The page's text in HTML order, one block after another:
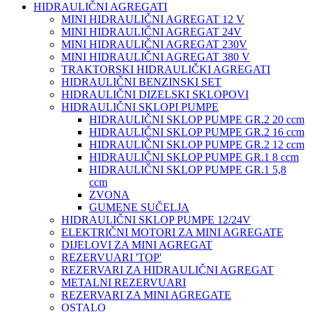
HIDRAULIČNI AGREGATI
MINI HIDRAULIČNI AGREGAT 12 V
MINI HIDRAULIČNI AGREGAT 24V
MINI HIDRAULIČNI AGREGAT 230V
MINI HIDRAULIČNI AGREGAT 380 V
TRAKTORSKI HIDRAULIČKI AGREGATI
HIDRAULIČNI BENZINSKI SET
HIDRAULIČNI DIZELSKI SKLOPOVI
HIDRAULIČNI SKLOPI PUMPE
HIDRAULIČNI SKLOP PUMPE GR.2 20 ccm
HIDRAULIČNI SKLOP PUMPE GR.2 16 ccm
HIDRAULIČNI SKLOP PUMPE GR.2 12 ccm
HIDRAULIČNI SKLOP PUMPE GR.1 8 ccm
HIDRAULIČNI SKLOP PUMPE GR.1 5,8
ccm
ZVONA
GUMENE SUČELJA
HIDRAULIČNI SKLOP PUMPE 12/24V
ELEKTRIČNI MOTORI ZA MINI AGREGATE
DIJELOVI ZA MINI AGREGAT
REZERVUARI 'TOP'
REZERVARI ZA HIDRAULIČNI AGREGAT
METALNI REZERVUARI
REZERVARI ZA MINI AGREGATE
OSTALO